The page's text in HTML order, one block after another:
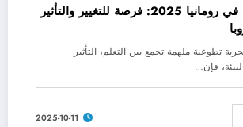
العمل التطوعي في رومانيا 2025: فرصة للتغيير والتأثير
تطوعية ملهمة تجمع بين التعلم، التأثير
فإن…
2025-10-11